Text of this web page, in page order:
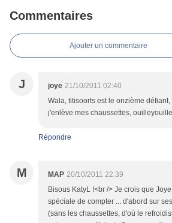
Commentaires
Ajouter un commentaire
J joye 21/10/2011 02:40
Wala, titisoorts est le onzième
j'enlève mes chaussettes,
Répondre
M MAP 20/10/2011 22:39
Bisous KatyL !<br /> Je crois que
spéciale de compter ... d'abord sur
(sans les chaussettes, d'où le